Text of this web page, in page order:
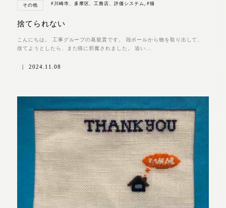
その他 #川崎市、多摩区、工務店、評価システム ,#猫
捨てられない
こんにちは。 工事グループの葛籠貫です。 段ボールから物を取り出して、
捨てようとしたら、また猫に邪魔されました。 追い...
| 2024.11.08